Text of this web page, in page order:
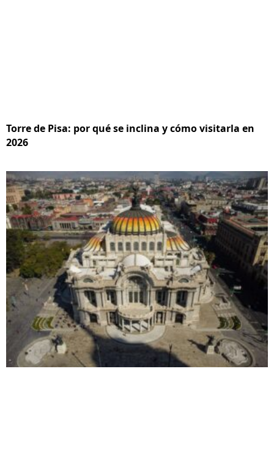
Torre de Pisa: por qué se inclina y cómo visitarla en
2026